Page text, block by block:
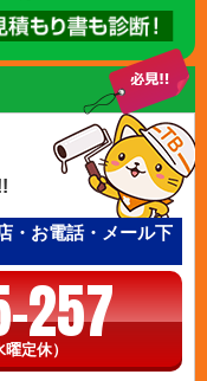
・お電話・メール下
257
定休）